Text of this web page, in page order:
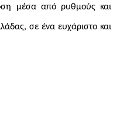
μέσα από ρυθμούς και
σε ένα ευχάριστο και